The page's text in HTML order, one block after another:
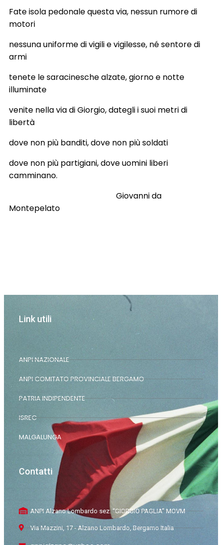
Fate isola pedonale questa via, nessun rumore di
motori
nessuna uniforme di vigili e vigilesse, né sentore di
armi
tenete le saracinesche alzate, giorno e notte
illuminate
venite nella via di Giorgio, dategli i suoi metri di
libertà
dove non più banditi, dove non più soldati
dove non più partigiani, dove uomini liberi
camminano.
Giovanni da
Montepelato
Link utili
ANPI NAZIONALE
ANPI COMITATO PROVINCIALE BERGAMO
PATRIA INDIPENDENTE
ISREC
MALGALUNGA
Contatti
ANPI Alzano Lombardo sez. “GIORGIO PAGLIA” MOVM
Via Mazzini, 17 - Alzano Lombardo, Bergamo Italia